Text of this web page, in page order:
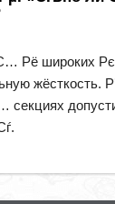
Рё широких